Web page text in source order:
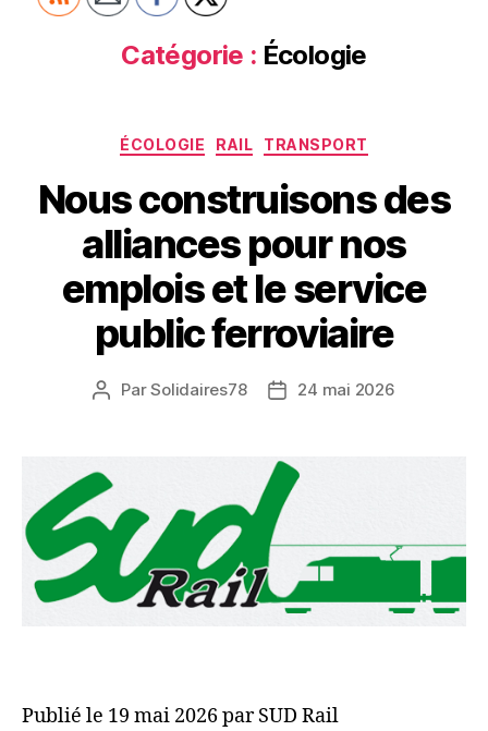
Catégorie : Écologie
Catégories
ÉCOLOGIE RAIL TRANSPORT
Nous construisons des
alliances pour nos
emplois et le service
public ferroviaire
Auteur
ParSolidaires78
Date24 mai 2026
Publié le 19 mai 2026 par SUD Rail